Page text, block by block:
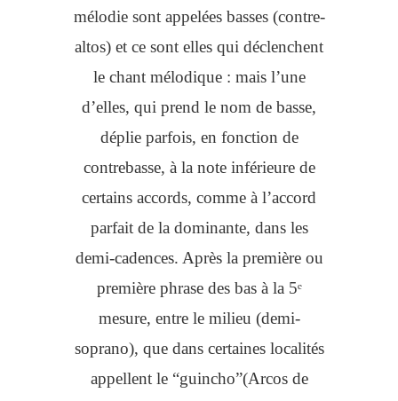
mélodie sont appelées basses (contre-
altos) et ce sont elles qui déclenchent
le chant mélodique : mais l’une
d’elles, qui prend le nom de basse,
déplie parfois, en fonction de
contrebasse, à la note inférieure de
certains accords, comme à l’accord
parfait de la dominante, dans les
demi-cadences. Après la première ou
première phrase des bas à la 5ᵉ
mesure, entre le milieu (demi-
soprano), que dans certaines localités
appellent le “guincho”(Arcos de